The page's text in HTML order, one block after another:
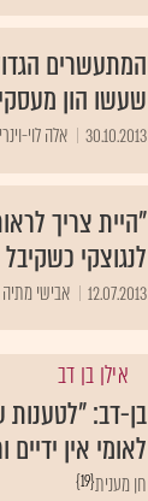
המתעשרים
שעשו הון
30.10.2013 אלה לוי-
"היית צריך
לנגוצקי
12.07.2013 אבישי מתיה
אילן בן דב
בן-דב: "לטענות
לאומי אין ידיים
{19}חן מענית